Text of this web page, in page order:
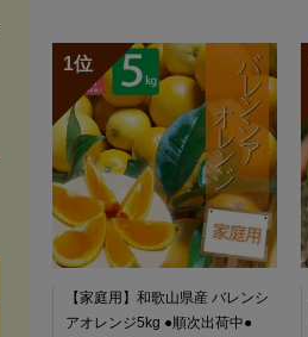
【家庭用】和歌山県産 バレンシ
アオレンジ5kg ●順次出荷中●